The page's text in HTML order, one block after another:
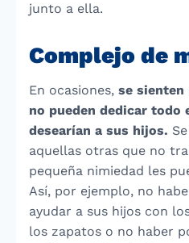
junto a ella.
Complejo de
En ocasiones, se sienten
no pueden dedicar todo
desearían a sus hijos.
aquellas otras que no
pequeña nimiedad les
Así, por ejemplo, no
ayudar a sus hijos con
los zapatos o no haber